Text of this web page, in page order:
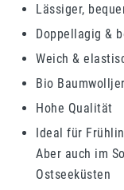
Lässiger,
Doppellagig &
Weich &
Bio
Hohe Qualität
Ideal für
Aber auch im
Ostseeküsten